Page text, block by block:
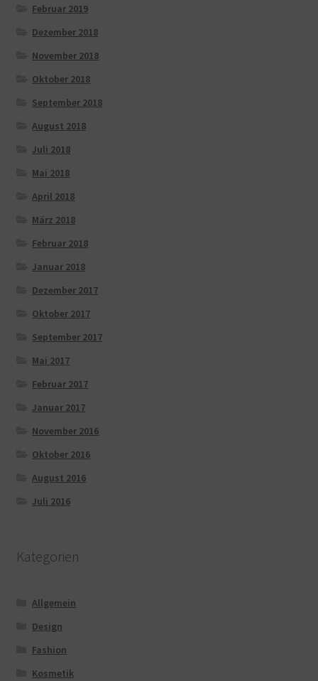
Februar 2019
Dezember 2018
November 2018
Oktober 2018
September 2018
August 2018
Juli 2018
Mai 2018
April 2018
März 2018
Februar 2018
Januar 2018
Dezember 2017
Oktober 2017
September 2017
Mai 2017
Februar 2017
Januar 2017
November 2016
Oktober 2016
August 2016
Juli 2016
Kategorien
Allgemein
Design
Fashion
Kosmetik